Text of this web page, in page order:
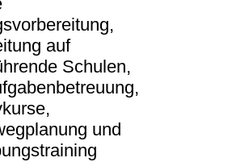
auf
Schulen,
und